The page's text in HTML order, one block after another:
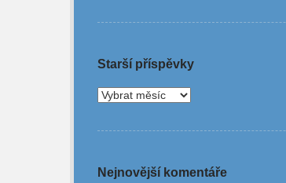
Starší příspěvky
Nejnovější komentáře